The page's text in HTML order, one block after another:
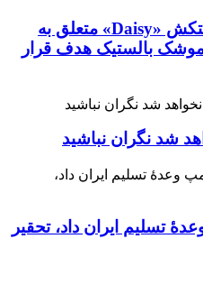
نیروهای مسلح یمنی نفتکش «Daisy» متعلق به
بالستیک هدف قرار
شد نگران نباشید
تسلیم ایران داد، تحقیر